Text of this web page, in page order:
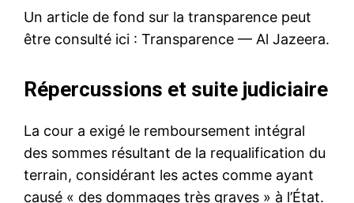
Un article de fond sur la transparence peut
être consulté ici : Transparence — Al Jazeera.
Répercussions et suite judiciaire
La cour a exigé le remboursement intégral
des sommes résultant de la requalification du
terrain, considérant les actes comme ayant
causé « des dommages très graves » à l’État.